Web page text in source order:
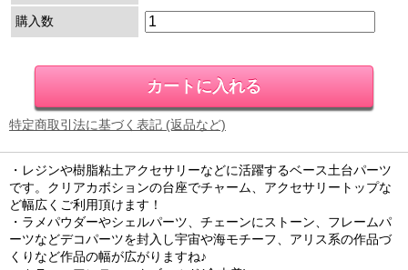
購入数
特定商取引法に基づく表記 (返品など)
・レジンや樹脂粘土アクセサリーなどに活躍するベース土台パーツ
です。クリアカボションの台座でチャーム、アクセサリートップな
ど幅広くご利用頂けます！
・ラメパウダーやシェルパーツ、チェーンにストーン、フレームパ
ーツなどデコパーツを封入し宇宙や海モチーフ、アリス系の作品づ
くりなど作品の幅が広がりますね♪